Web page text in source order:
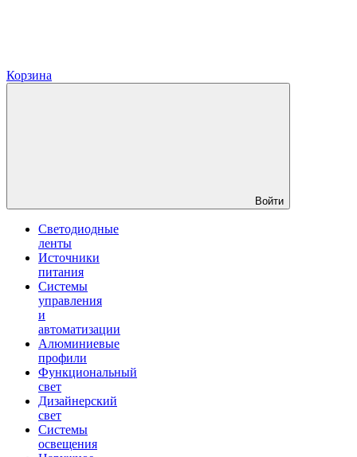
Корзина
Войти
Светодиодные
ленты
Источники
питания
Системы
управления
и
автоматизации
Алюминиевые
профили
Функциональный
свет
Дизайнерский
свет
Системы
освещения